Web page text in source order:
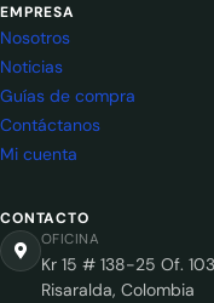
EMPRESA
Nosotros
Noticias
Guías de compra
Contáctanos
Mi cuenta
CONTACTO
OFICINA
Kr 15 # 138-25 Of.
Risaralda, Colombia